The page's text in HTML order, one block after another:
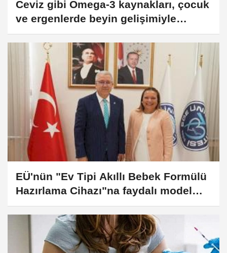
Ceviz gibi Omega-3 kaynakları, çocuk
ve ergenlerde beyin gelişimiyle
ilişkilendirildi
EÜ'nün "Ev Tipi Akıllı Bebek Formülü
Hazırlama Cihazı"na faydalı model
tescili